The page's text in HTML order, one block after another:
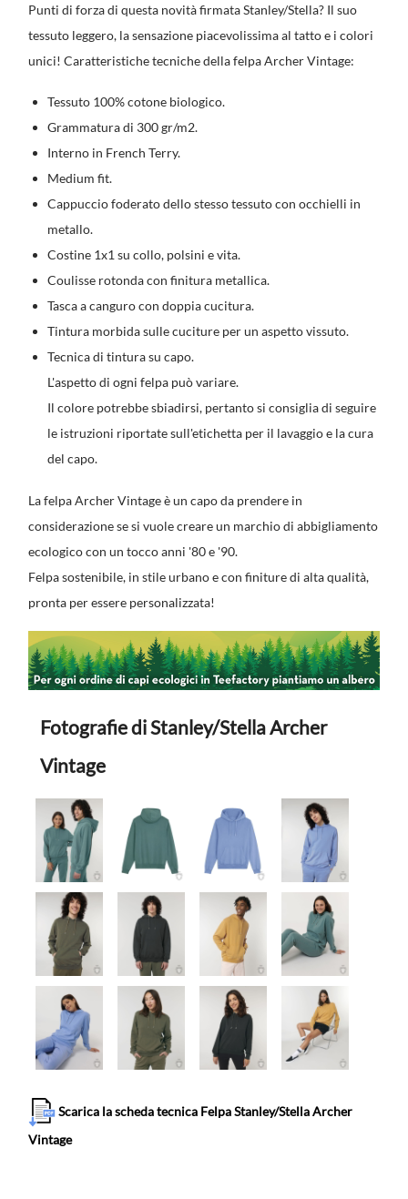
Punti di forza di questa novità firmata Stanley/Stella? Il suo
tessuto leggero, la sensazione piacevolissima al tatto e i colori
unici! Caratteristiche tecniche della felpa Archer Vintage:
Tessuto 100% cotone biologico.
Grammatura di 300 gr/m2.
Interno in French Terry.
Medium fit.
Cappuccio foderato dello stesso tessuto con occhielli in
metallo.
Costine 1x1 su collo, polsini e vita.
Coulisse rotonda con finitura metallica.
Tasca a canguro con doppia cucitura.
Tintura morbida sulle cuciture per un aspetto vissuto.
Tecnica di tintura su capo.
L'aspetto di ogni felpa può variare.
Il colore potrebbe sbiadirsi, pertanto si consiglia di seguire
le istruzioni riportate sull'etichetta per il lavaggio e la cura
del capo.
La felpa Archer Vintage è un capo da prendere in
considerazione se si vuole creare un marchio di abbigliamento
ecologico con un tocco anni '80 e '90.
Felpa sostenibile, in stile urbano e con finiture di alta qualità,
pronta per essere personalizzata!
Fotografie di Stanley/Stella Archer
Vintage
Scarica la scheda tecnica Felpa Stanley/Stella Archer
Vintage